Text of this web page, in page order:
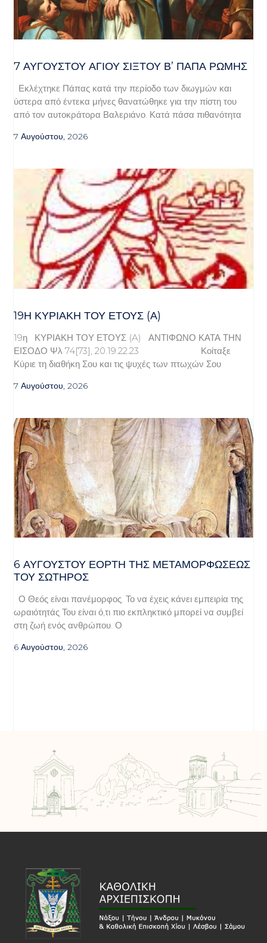
7 ΑΥΓΟΥΣΤΟΥ ΑΓΙΟΥ ΣΙΞΤΟΥ Β’ ΠΑΠΑ ΡΩΜΗΣ
Εκλέχτηκε Πάπας κατά την περίοδο των διωγμών και
ύστερα από έντεκα μήνες θανατώθηκε για την πίστη του
από τον αυτοκράτορα Βαλεριάνο. Κατά πάσα πιθανότητα
7 Αυγούστου, 2026
19Η ΚΥΡΙΑΚΉ ΤΟΥ ΈΤΟΥΣ (Α)
19η ΚΥΡΙΑΚΗ ΤΟΥ ΕΤΟΥΣ (A) ΑΝΤΙΦΩΝΟ ΚΑΤΑ ΤΗΝ
ΕΙΣΟΔΟ Ψλ 74[73], 20.19.22.23 Κοίταξε
Κύριε τη διαθήκη Σου και τις ψυχές των πτωχών Σου
7 Αυγούστου, 2026
6 ΑΥΓΟΥΣΤΟΥ ΕΟΡΤΗ ΤΗΣ ΜΕΤΑΜΟΡΦΩΣΕΩΣ
ΤΟΥ ΣΩΤΗΡΟΣ
Ο Θεός είναι πανέμορφος. Το να έχεις κάνει εμπειρία της
ωραιότητάς Του είναι ό,τι πιο εκπληκτικό μπορεί να συμβεί
στη ζωή ενός ανθρώπου. Ο
6 Αυγούστου, 2026